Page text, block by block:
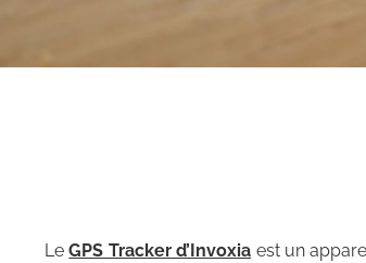
LeGPS Tracker d’Invoxia est un